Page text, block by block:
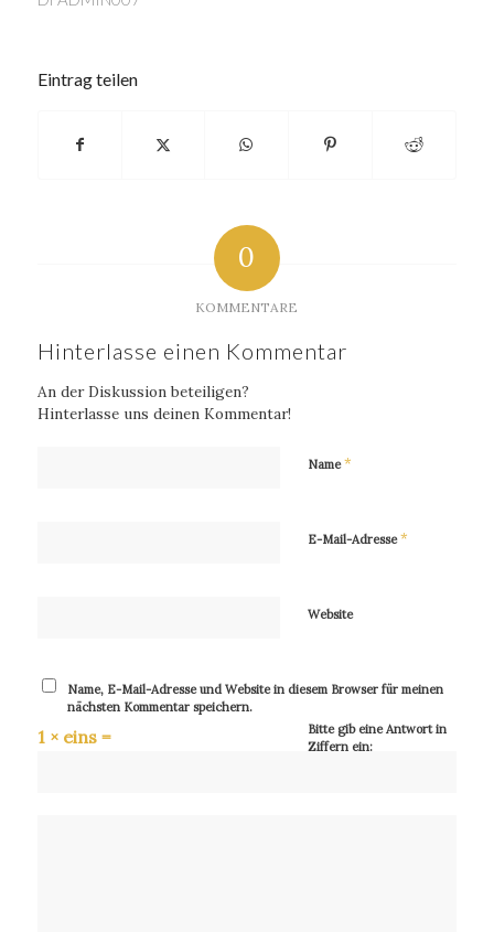
Eintrag teilen
0
KOMMENTARE
Hinterlasse einen Kommentar
An der Diskussion beteiligen?
Hinterlasse uns deinen Kommentar!
Name*
E-Mail-Adresse*
Website
Name, E-Mail-Adresse und Website in diesem Browser für meinen
nächsten Kommentar speichern.
Bitte gib eine Antwort in
Ziffern ein:
1 × eins =